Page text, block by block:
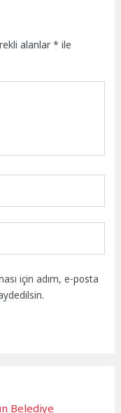
alanlar* ile
için adım, e-posta